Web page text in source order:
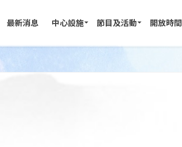
最新消息 中心設施 節目及活動 開放時間